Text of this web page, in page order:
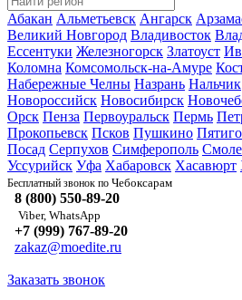
Абакан Альметьевск Ангарск
Великий Новгород Владивосток
Ессентуки Железногорск Златоуст
Коломна Комсомольск-на-Амуре
Набережные Челны Назрань Нальчик
Новороссийск Новосибирск
Орск Пенза Первоуральск Пермь
Прокопьевск Псков Пушкино
Посад Серпухов Симферополь
Уссурийск Уфа Хабаровск Хасавюрт
Бесплатный звонок по Чебоксарам
8 (800) 550-89-20
Viber, WhatsApp
+7 (999) 767-89-20
zakaz@moedite.ru
Заказать звонок